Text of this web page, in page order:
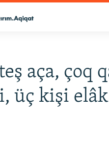
aça, çoq
üç kişi elâk